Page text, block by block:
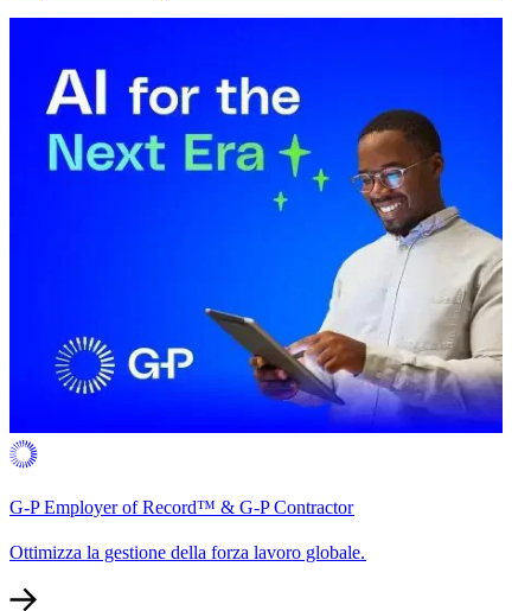
G-P Employer of Record™ & G-P Contractor​​
Ottimizza la gestione della forza lavoro globale.​​